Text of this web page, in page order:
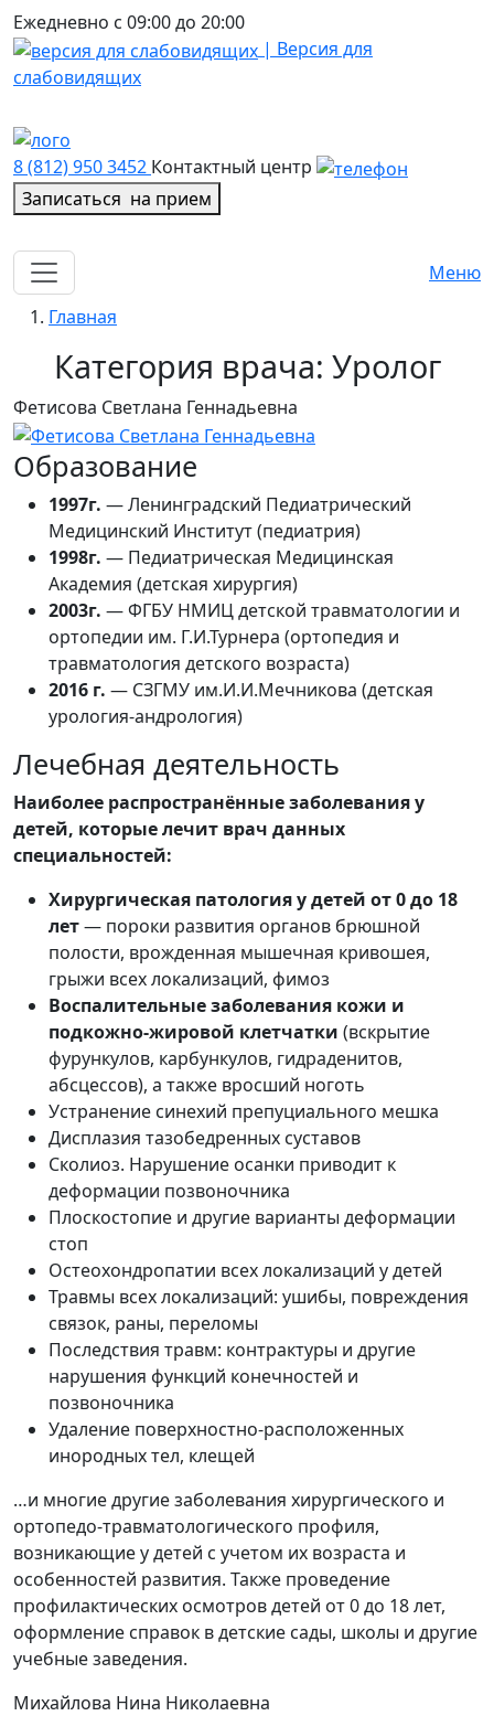
Ежедневно с 09:00 до 20:00
| Версия для
слабовидящих
8 (812) 950 3452 Контактный центр
Записаться на прием
Меню
Главная
Категория врача: Уролог
Фетисова Светлана Геннадьевна
Образование
1997г. — Ленинградский Педиатрический
Медицинский Институт (педиатрия)
1998г. — Педиатрическая Медицинская
Академия (детская хирургия)
2003г. — ФГБУ НМИЦ детской травматологии и
ортопедии им. Г.И.Турнера (ортопедия и
травматология детского возраста)
2016 г. — СЗГМУ им.И.И.Мечникова (детская
урология-андрология)
Лечебная деятельность
Наиболее распространённые заболевания у
детей, которые лечит врач данных
специальностей:
Хирургическая патология у детей от 0 до 18
лет— пороки развития органов брюшной
полости, врожденная мышечная кривошея,
грыжи всех локализаций, фимоз
Воспалительные заболевания кожи и
подкожно-жировой клетчатки (вскрытие
фурункулов, карбункулов, гидраденитов,
абсцессов), а также вросший ноготь
Устранение синехий препуциального мешка
Дисплазия тазобедренных суставов
Сколиоз. Нарушение осанки приводит к
деформации позвоночника
Плоскостопие и другие варианты деформации
стоп
Остеохондропатии всех локализаций у детей
Травмы всех локализаций: ушибы, повреждения
связок, раны, переломы
Последствия травм: контрактуры и другие
нарушения функций конечностей и
позвоночника
Удаление поверхностно-расположенных
инородных тел, клещей
…и многие другие заболевания хирургического и
ортопедо-травматологического профиля,
возникающие у детей с учетом их возраста и
особенностей развития. Также проведение
профилактических осмотров детей от 0 до 18 лет,
оформление справок в детские сады, школы и другие
учебные заведения.
Михайлова Нина Николаевна